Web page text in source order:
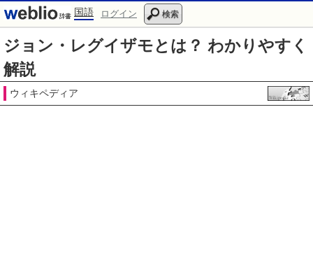
国語 ログイン 検索
ジョン・レグイザモとは？ わかりやすく
解説
ウィキペディア